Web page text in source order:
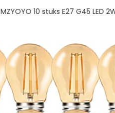
MZYOYO 10 stuks E27 G45